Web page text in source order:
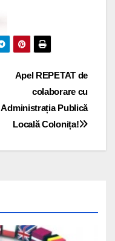
Apel REPETAT de
colaborare cu
Administrația Publică
Locală Colonița!